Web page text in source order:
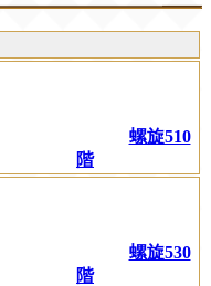
螺旋510
階
螺旋530
階